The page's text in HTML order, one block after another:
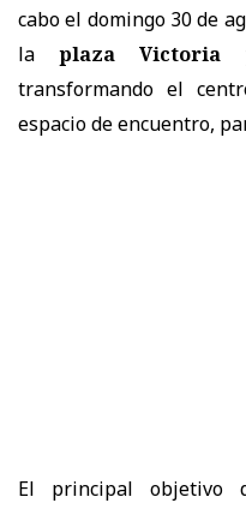
cabo el domingo 30 de
la
plaza Victoria
transformando el
espacio de encuentro,
El principal objetivo